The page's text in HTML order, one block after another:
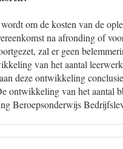
om de kosten van de
na afronding of
zal er geen
van het aantal
deze ontwikkeling
ontwikkeling van het aantal
Beroepsonderwijs